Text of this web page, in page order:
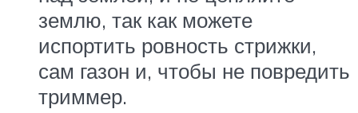
землю, так как можете
испортить ровность стрижки,
сам газон и, чтобы не повредить
триммер.